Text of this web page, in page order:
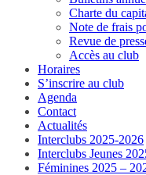
Charte du
Note de frais
Revue de
Accès au club
Horaires
S’inscrire au club
Agenda
Contact
Actualités
Interclubs 2025-2026
Interclubs Jeunes
Féminines 2025 –